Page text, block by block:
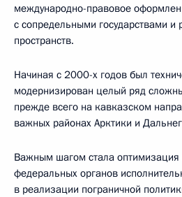
международно-правовое
с сопредельными государствами и
пространств.
Начиная с 2000-х годов был
модернизирован целый ряд
прежде всего на кавказском
важных районах Арктики и
Важным шагом стала оптимизация
федеральных органов
в реализации пограничной